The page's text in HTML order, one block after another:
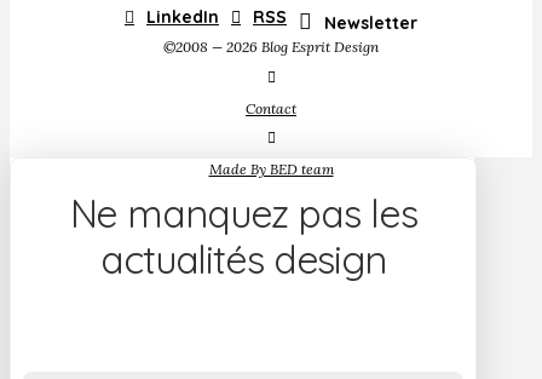
LinkedIn RSS Newsletter
©2008 — 2026 Blog Esprit Design
Contact
Made By BED team
Ne manquez pas les
actualités design